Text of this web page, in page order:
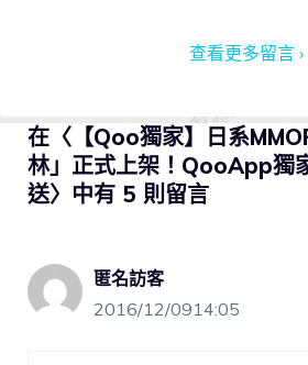
查看更多留言 ›
在〈【Qoo獨家】日系
林」正式上架！QooApp獨
送〉中有 5 則留言
匿名訪客
2016/12/0914:05